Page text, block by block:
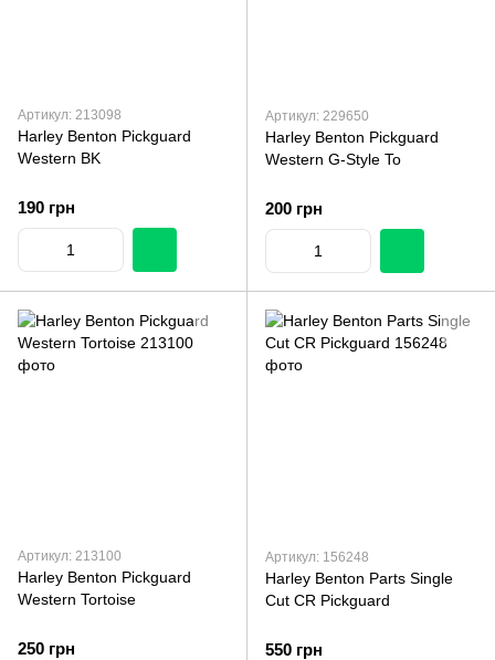
Артикул: 213098
Harley Benton Pickguard
Western BK
190 грн
Артикул: 229650
Harley Benton Pickguard
Western G-Style To
200 грн
Артикул: 213100
Harley Benton Pickguard
Western Tortoise
250 грн
Артикул: 156248
Harley Benton Parts Single
Cut CR Pickguard
550 грн